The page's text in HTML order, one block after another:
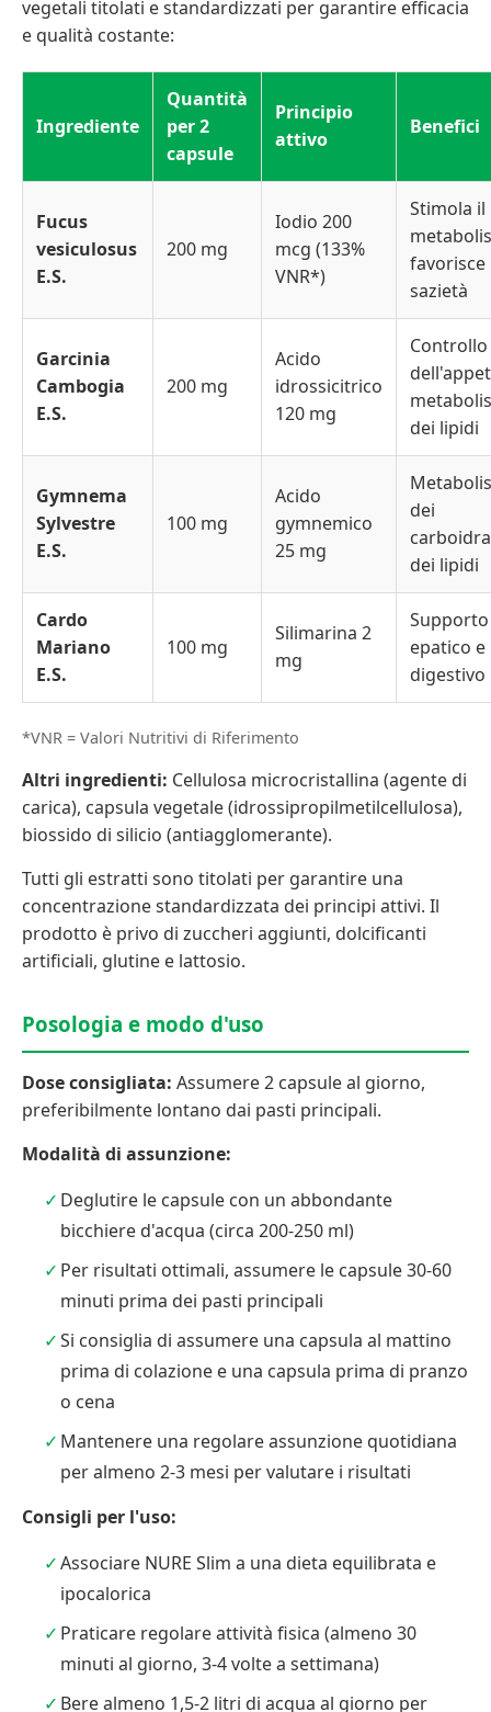
vegetali titolati e standardizzati per garantire efficacia
e qualità costante:
Ingrediente
Quantità
per 2
capsule
Principio
attivo
Benefici
Fucus
vesiculosus
E.S.
200 mg
Iodio 200
mcg (133%
VNR*)
Stimola il
favorisce
sazietà
Garcinia
Cambogia
E.S.
200 mg
Acido
idrossicitrico
120 mg
Controllo
dei lipidi
Gymnema
Sylvestre
E.S.
100 mg
Acido
gymnemico
25 mg
dei
dei lipidi
Cardo
Mariano
E.S.
100 mg
Silimarina 2
mg
Supporto
epatico e
digestivo
*VNR = Valori Nutritivi di Riferimento
Altri ingredienti: Cellulosa microcristallina (agente di
carica), capsula vegetale (idrossipropilmetilcellulosa),
biossido di silicio (antiagglomerante).
Tutti gli estratti sono titolati per garantire una
concentrazione standardizzata dei principi attivi. Il
prodotto è privo di zuccheri aggiunti, dolcificanti
artificiali, glutine e lattosio.
Posologia e modo d'uso
Dose consigliata: Assumere 2 capsule al giorno,
preferibilmente lontano dai pasti principali.
Modalità di assunzione:
Deglutire le capsule con un abbondante
bicchiere d'acqua (circa 200-250 ml)
Per risultati ottimali, assumere le capsule 30-60
minuti prima dei pasti principali
Si consiglia di assumere una capsula al mattino
prima di colazione e una capsula prima di pranzo
o cena
Mantenere una regolare assunzione quotidiana
per almeno 2-3 mesi per valutare i risultati
Consigli per l'uso:
Associare NURE Slim a una dieta equilibrata e
ipocalorica
Praticare regolare attività fisica (almeno 30
minuti al giorno, 3-4 volte a settimana)
Bere almeno 1,5-2 litri di acqua al giorno per